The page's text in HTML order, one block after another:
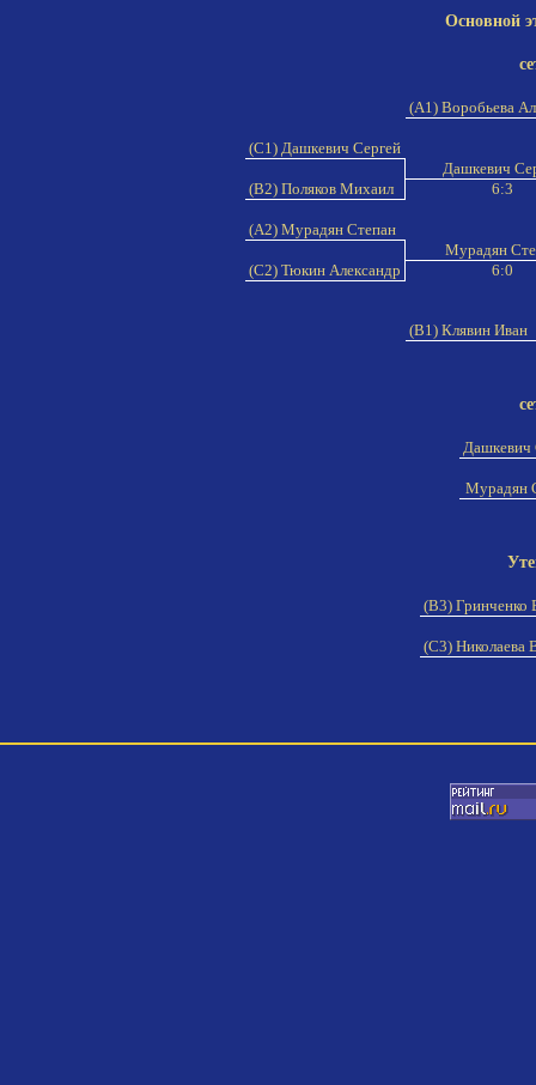
Основной
(A1) Воробьева
(C1) Дашкевич Сергей
Дашкевич
(B2) Поляков Михаил
6:3
(A2) Мурадян Степан
Мурадян
(C2) Тюкин Александр
6:0
(B1) Клявин Иван
Дашкевич
Мурадян
(B3) Гринченко
(C3) Николаева